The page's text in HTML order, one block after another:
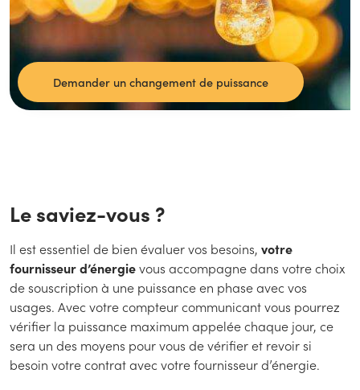
Demander un changement de puissance
Le saviez-vous ?
Il est essentiel de bien évaluer vos besoins, votre
fournisseur d’énergievous accompagne dans votre choix
de souscription à une puissance en phase avec vos
usages. Avec votre compteur communicant vous pourrez
vérifier la puissance maximum appelée chaque jour, ce
sera un des moyens pour vous de vérifier et revoir si
besoin votre contrat avec votre fournisseur d’énergie.